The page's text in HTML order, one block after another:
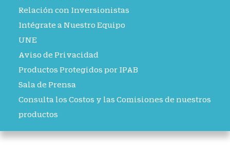
Relación con Inversionistas
Intégrate a Nuestro Equipo
UNE
Aviso de Privacidad
Productos Protegidos por IPAB
Sala de Prensa
Consulta los Costos y las Comisiones de nuestros
productos